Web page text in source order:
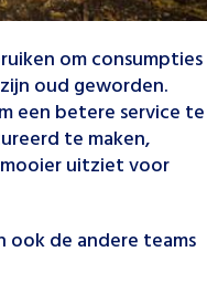
om consumpties
oud geworden.
een betere service te
te maken,
uitziet voor
de andere teams